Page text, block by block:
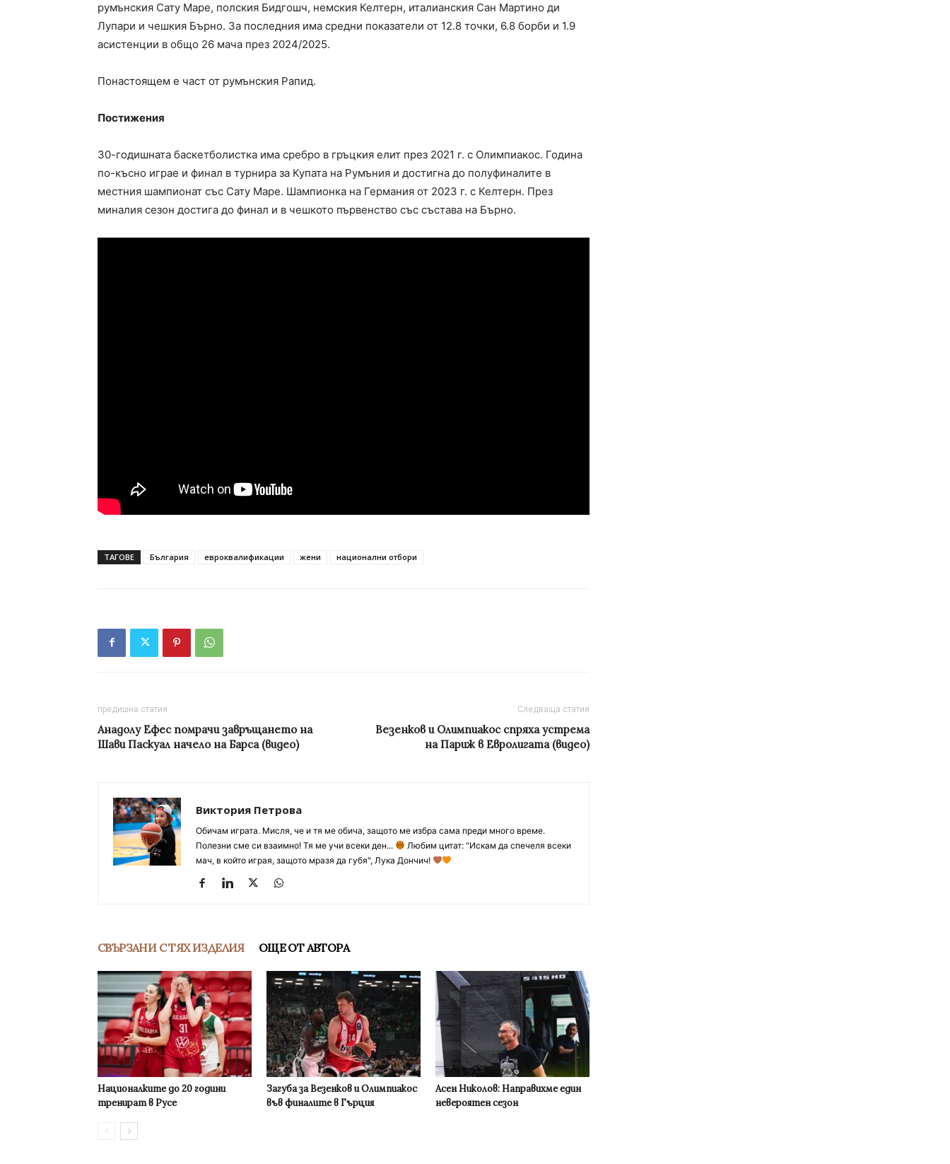
румънския Сату Маре, полския Бидгошч, немския Келтерн, италианския Сан Мартино ди
Лупари и чешкия Бърно. За последния има средни показатели от 12.8 точки, 6.8 борби и 1.9
асистенции в общо 26 мача през 2024/2025.
Понастоящем е част от румънския Рапид.
Постижения
30-годишната баскетболистка има сребро в гръцкия елит през 2021 г. с Олимпиакос. Година
по-късно играе и финал в турнира за Купата на Румъния и достигна до полуфиналите в
местния шампионат със Сату Маре. Шампионка на Германия от 2023 г. с Келтерн. През
миналия сезон достига до финал и в чешкото първенство със състава на Бърно.
ТАГОВЕ България евроквалификации жени национални отбори
предишна статия
Анадолу Ефес помрачи завръщането на
Шави Паскуал начело на Барса (видео)
Следваща статия
Везенков и Олимпиакос спряха устрема
на Париж в Евролигата (видео)
Виктория Петрова
Обичам играта. Мисля, че и тя ме обича, защото ме избра сама преди много време.
Полезни сме си взаимно! Тя ме учи всеки ден...
Любим цитат: "Искам да спечеля всеки
мач, в който играя, защото мразя да губя", Лука Дончич!
СВЪРЗАНИ С ТЯХ ИЗДЕЛИЯ ОЩЕ ОТ АВТОРА
Националките до 20 години
тренират в Русе
Загуба за Везенков и Олимпиакос
във финалите в Гърция
Асен Николов: Направихме един
невероятен сезон